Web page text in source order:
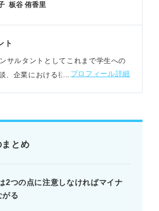
れ、周囲からの客観的な評価を聞
作ると、経験を網羅的に洗い出し
！アピール時の重要な注意
板谷 侑香里
ト
サルタントとしてこれまで学生への
、企業における従業員へのキャリア
プロフィール詳細
とめ
2つの点に注意しなければマイナ
がる